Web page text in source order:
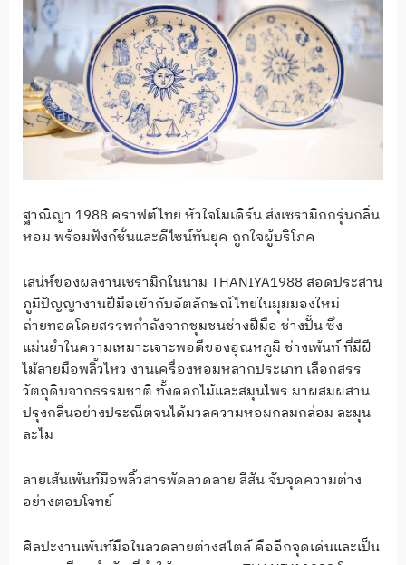
ฐาณิญา 1988 คราฟต์ไทย หัวใจโมเดิร์น ส่งเซรามิกกรุ่นกลิ่น
หอม พร้อมฟังก์ชั่นและดีไซน์ทันยุค ถูกใจผู้บริโภค
เสน่ห์ของผลงานเซรามิกในนาม THANIYA1988 สอดประสาน
ภูมิปัญญางานฝีมือเข้ากับอัตลักษณ์ไทยในมุมมองใหม่
ถ่ายทอดโดยสรรพกำลังจากชุมชนช่างฝีมือ ช่างปั้น ซึ่ง
แม่นยำในความเหมาะเจาะพอดีของอุณหภูมิ ช่างเพ้นท์ ที่มีฝี
ไม้ลายมือพลิ้วไหว งานเครื่องหอมหลากประเภท เลือกสรร
วัตถุดิบจากธรรมชาติ ทั้งดอกไม้และสมุนไพร มาผสมผสาน
ปรุงกลิ่นอย่างประณีตจนได้มวลความหอมกลมกล่อม ละมุน
ละไม
ลายเส้นเพ้นท์มือพลิ้วสารพัดลวดลาย สีสัน จับจุดความต่าง
อย่างตอบโจทย์
ศิลปะงานเพ้นท์มือในลวดลายต่างสไตล์ คืออีกจุดเด่นและเป็น